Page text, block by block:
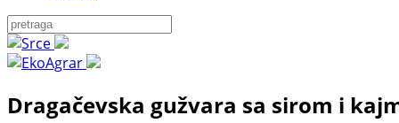
Dragačevska gužvara sa sirom i